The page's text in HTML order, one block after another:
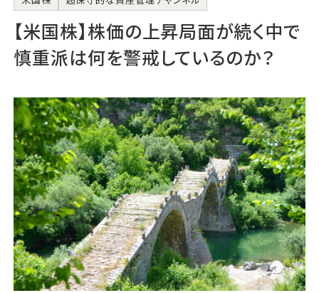
無料講座
コラム
無料ご相談 ログイン
運営会社
ファミリーオフィスとは
関連書籍
メールマガジン登録
よくある質問
【米国株】株価の上昇局面が続く中で
慎重派は何を警戒しているのか？